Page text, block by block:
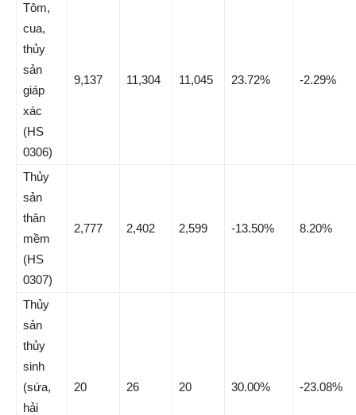
Tôm,
cua,
thủy
sản
giáp
xác
(HS
0306)
9,137 11,304 11,045 23.72% -2.29%
Thủy
sản
thân
mềm
(HS
0307)
2,777 2,402 2,599 -13.50% 8.20%
Thủy
sản
thủy
sinh
(sứa,
hải
20 26 20 30.00% -23.08%